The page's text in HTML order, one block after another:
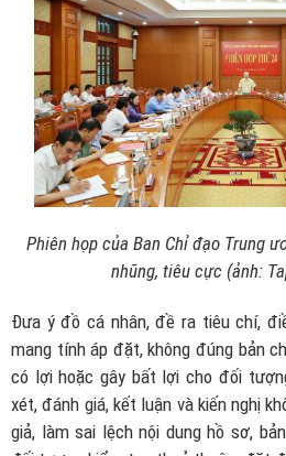
Phiên họp của Ban Chỉ đạo Trung
nhũng, tiêu cực (ảnh:
Đưa ý đồ cá nhân, đề ra tiêu chí,
mang tính áp đặt, không đúng bản
có lợi hoặc gây bất lợi cho đối
xét, đánh giá, kết luận và kiến nghị
giả, làm sai lệch nội dung hồ sơ,